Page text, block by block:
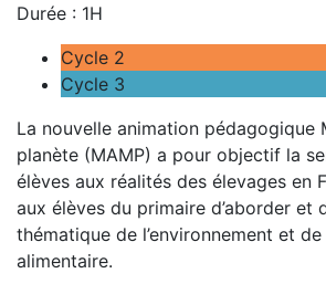
Durée : 1H
Cycle 2
Cycle 3
La nouvelle animation pédagogique
planète (MAMP) a pour objectif la
élèves aux réalités des élevages en
aux élèves du primaire d’aborder et
thématique de l’environnement et de
alimentaire.